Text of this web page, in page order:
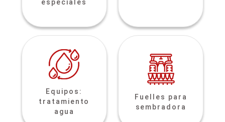
especiales
Equipos:
tratamiento
agua
Fuelles para
sembradora